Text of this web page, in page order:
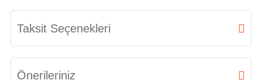
Bu ürüne ilk yorumu siz yapın!
Taksit Seçenekleri
Önerileriniz